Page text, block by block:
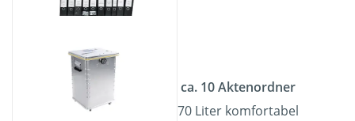
ca. 10 Aktenordner
70 Liter komfortabel